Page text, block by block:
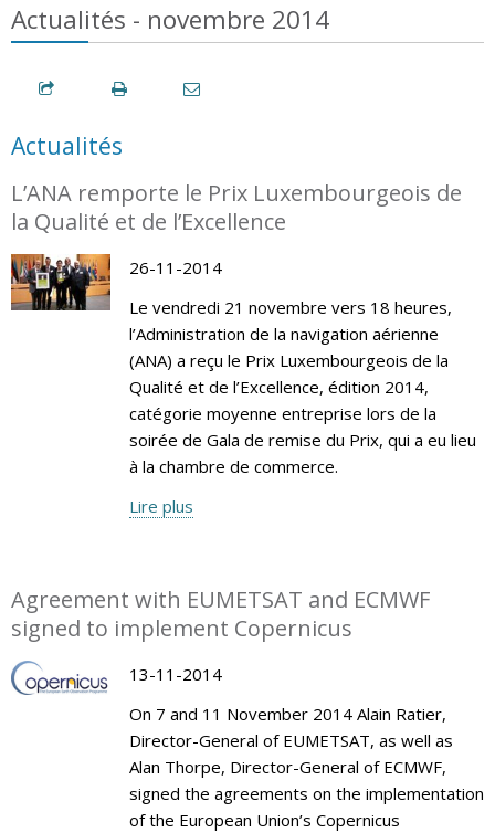
Actualités - novembre 2014
Actualités
L’ANA remporte le Prix Luxembourgeois de
la Qualité et de l’Excellence
26-11-2014
Le vendredi 21 novembre vers 18 heures,
l’Administration de la navigation aérienne
(ANA) a reçu le Prix Luxembourgeois de la
Qualité et de l’Excellence, édition 2014,
catégorie moyenne entreprise lors de la
soirée de Gala de remise du Prix, qui a eu lieu
à la chambre de commerce.
Lire plus
Agreement with EUMETSAT and ECMWF
signed to implement Copernicus
13-11-2014
On 7 and 11 November 2014 Alain Ratier,
Director-General of EUMETSAT, as well as
Alan Thorpe, Director-General of ECMWF,
signed the agreements on the implementation
of the European Union’s Copernicus